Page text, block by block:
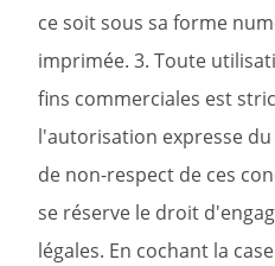
ce soit sous sa forme
imprimée. 3. Toute
fins commerciales est
l'autorisation expresse
de non-respect de ces
se réserve le droit
légales. En cochant la